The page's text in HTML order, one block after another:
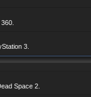
3.
Space 2.